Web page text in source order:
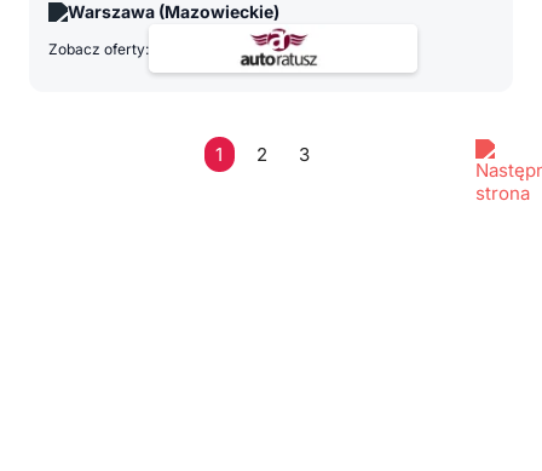
Warszawa (Mazowieckie)
Zobacz oferty:
1 2 3